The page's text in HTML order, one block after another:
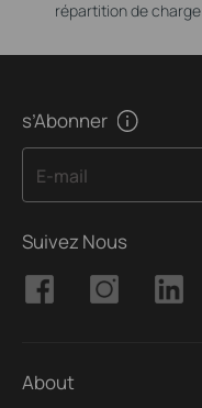
répartition de charge
s’Abonner
E-mail
Suivez Nous
About